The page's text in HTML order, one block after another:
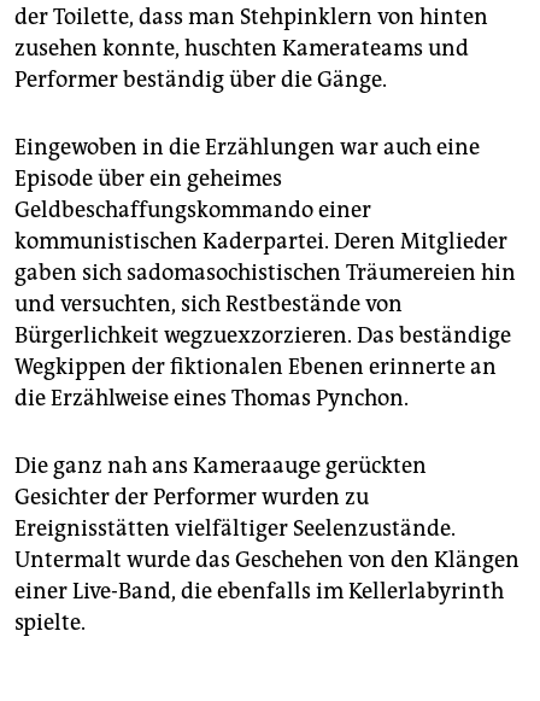
der Toilette, dass man Stehpinklern von hinten
zusehen konnte, huschten Kamerateams und
Performer beständig über die Gänge.
Eingewoben in die Erzählungen war auch eine
Episode über ein geheimes
Geldbeschaffungskommando einer
kommunistischen Kaderpartei. Deren Mitglieder
gaben sich sadomasochistischen Träumereien hin
und versuchten, sich Restbestände von
Bürgerlichkeit wegzuexzorzieren. Das beständige
Wegkippen der fiktionalen Ebenen erinnerte an
die Erzählweise eines Thomas Pynchon.
Die ganz nah ans Kameraauge gerückten
Gesichter der Performer wurden zu
Ereignisstätten vielfältiger Seelenzustände.
Untermalt wurde das Geschehen von den Klängen
einer Live-Band, die ebenfalls im Kellerlabyrinth
spielte.